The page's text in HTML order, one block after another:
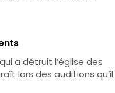
a détruit l’église des
lors des auditions qu’il